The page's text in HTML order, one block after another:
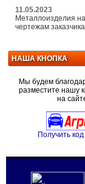
11.05.2023
Металлоизделия
чертежам заказчика
НАША КНОПКА
Мы будем
разместите нашу
на
Получить код